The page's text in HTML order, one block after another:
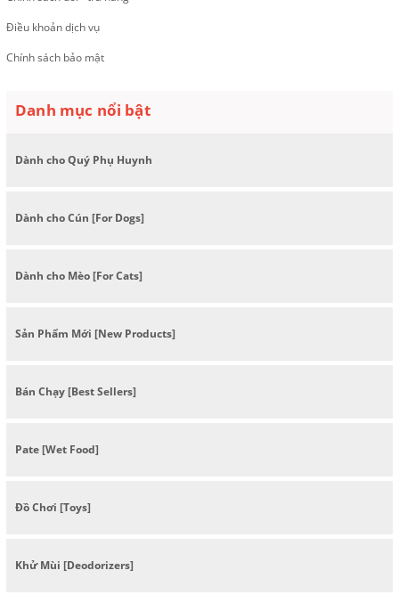
Điều khoản dịch vụ
Chính sách bảo mật
Danh mục nổi bật
Dành cho Quý Phụ Huynh
Dành cho Cún [For Dogs]
Dành cho Mèo [For Cats]
Sản Phẩm Mới [New Products]
Bán Chạy [Best Sellers]
Pate [Wet Food]
Đồ Chơi [Toys]
Khử Mùi [Deodorizers]